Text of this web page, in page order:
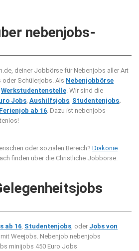
nebenjobs-
deiner Jobbörse für Nebenjobs aller Art
Schülerjobs. Als Nebenjobbörse
Werkstudentenstelle . Wir sind die
Jobs Aushilfsjobs Studentenjobs,
Ferienjob ab 16 . Dazu ist nebenjobs-
oder sozialen Bereich? Diakonie
finden über die Christliche Jobbörse.
ab 16, Studentenjobs, oder Jobs von
Weejobs. Nebenjob nebenjobs
minijobs 450 Euro Jobs